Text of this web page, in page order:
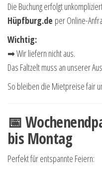
Die Buchung erfolgt
Hüpfburg.de per Online-
Wichtig:
➡ Wir liefern nicht aus.
Das Faltzelt muss an unserer
So bleiben die Mietpreise fair
📅
bis Montag
Perfekt für entspannte Feiern: